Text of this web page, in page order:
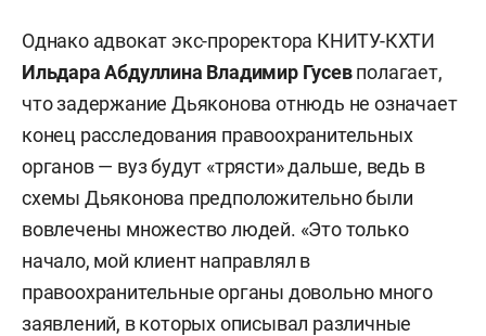
Однако адвокат экс-проректора КНИТУ-КХТИ
Ильдара Абдуллина Владимир Гусевполагает,
что задержание Дьяконова отнюдь не означает
конец расследования правоохранительных
органов — вуз будут «трясти» дальше, ведь в
схемы Дьяконова предположительно были
вовлечены множество людей. «Это только
начало, мой клиент направлял в
правоохранительные органы довольно много
заявлений, в которых описывал различные